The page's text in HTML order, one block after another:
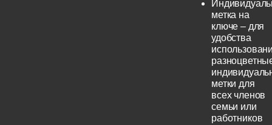
метка на
ключе – для
удобства
метки для
всех членов
семьи или
работников